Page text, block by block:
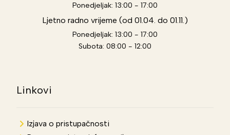
Ponedjeljak: 13:00 - 17:00
Ljetno radno vrijeme (od 01.04. do 01.11.)
Ponedjeljak: 13:00 - 17:00
Subota: 08:00 - 12:00
Linkovi
Izjava o pristupačnosti